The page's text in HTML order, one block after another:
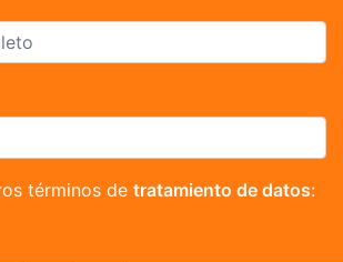
términos de tratamiento de datos: